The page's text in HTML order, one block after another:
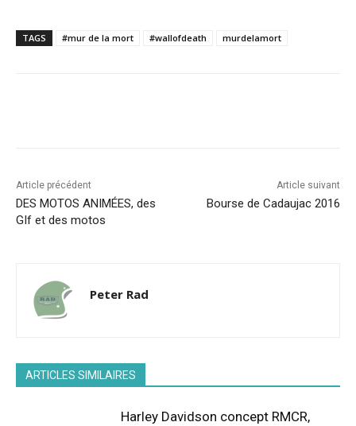
TAGS #mur de la mort #wallofdeath murdelamort
Article précédent
DES MOTOS ANIMÉES, des
GIf et des motos
Article suivant
Bourse de Cadaujac 2016
Peter Rad
ARTICLES SIMILAIRES
Harley Davidson concept RMCR,